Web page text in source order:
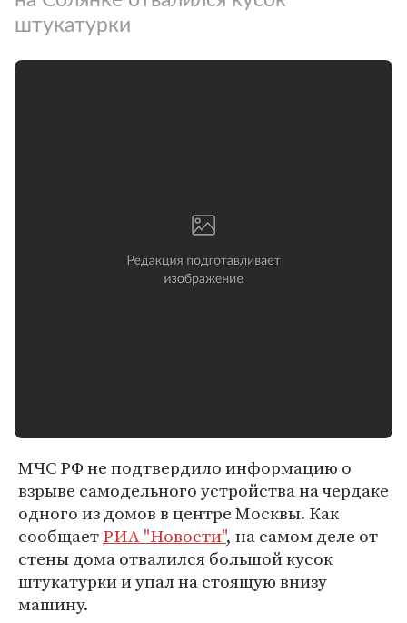
штукатурки
МЧС РФ не подтвердило информацию о
взрыве самодельного устройства на чердаке
одного из домов в центре Москвы. Как
сообщаетРИА "Новости", на самом деле от
стены дома отвалился большой кусок
штукатурки и упал на стоящую внизу
машину.